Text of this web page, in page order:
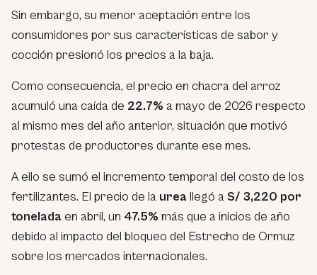
Sin embargo, su menor aceptación entre los
consumidores por sus características de sabor y
cocción presionó los precios a la baja.
Como consecuencia, el precio en chacra del arroz
acumuló una caída de 22.7% a mayo de 2026 respecto
al mismo mes del año anterior, situación que motivó
protestas de productores durante ese mes.
A ello se sumó el incremento temporal del costo de los
fertilizantes. El precio de la urea llegó a S/ 3,220 por
tonelada en abril, un 47.5% más que a inicios de año
debido al impacto del bloqueo del Estrecho de Ormuz
sobre los mercados internacionales.